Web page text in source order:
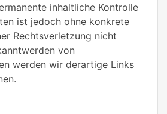
inhaltliche Kontrolle
ist jedoch ohne konkrete
Rechtsverletzung nicht
von
werden wir derartige Links